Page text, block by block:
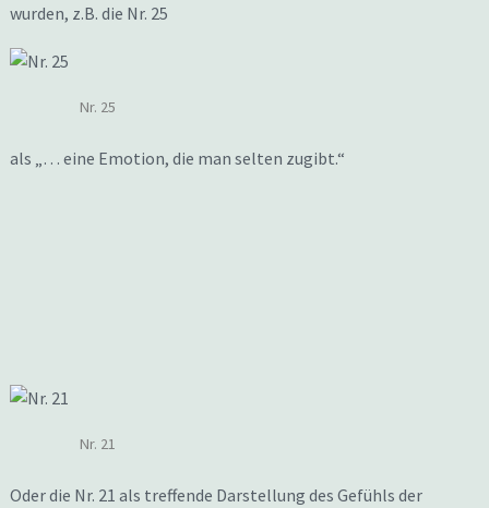
wurden, z.B. die Nr. 25
Nr. 25
als „… eine Emotion, die man selten zugibt.“
Nr. 21
Oder die Nr. 21 als treffende Darstellung des Gefühls der